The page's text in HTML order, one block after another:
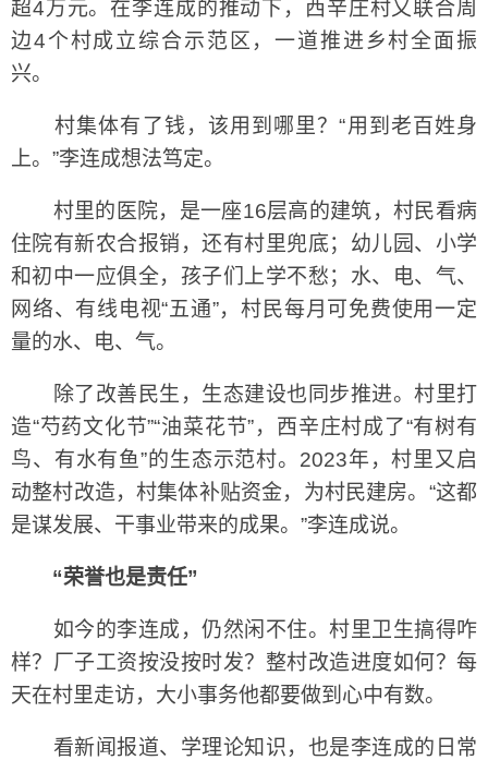
超4万元。在李连成的推动下，西辛庄村又联合周
边4个村成立综合示范区，一道推进乡村全面振
兴。
村集体有了钱，该用到哪里？“用到老百姓身
上。”李连成想法笃定。
村里的医院，是一座16层高的建筑，村民看病
住院有新农合报销，还有村里兜底；幼儿园、小学
和初中一应俱全，孩子们上学不愁；水、电、气、
网络、有线电视“五通”，村民每月可免费使用一定
量的水、电、气。
除了改善民生，生态建设也同步推进。村里打
造“芍药文化节”“油菜花节”，西辛庄村成了“有树有
鸟、有水有鱼”的生态示范村。2023年，村里又启
动整村改造，村集体补贴资金，为村民建房。“这都
是谋发展、干事业带来的成果。”李连成说。
“荣誉也是责任”
如今的李连成，仍然闲不住。村里卫生搞得咋
样？厂子工资按没按时发？整村改造进度如何？每
天在村里走访，大小事务他都要做到心中有数。
看新闻报道、学理论知识，也是李连成的日常